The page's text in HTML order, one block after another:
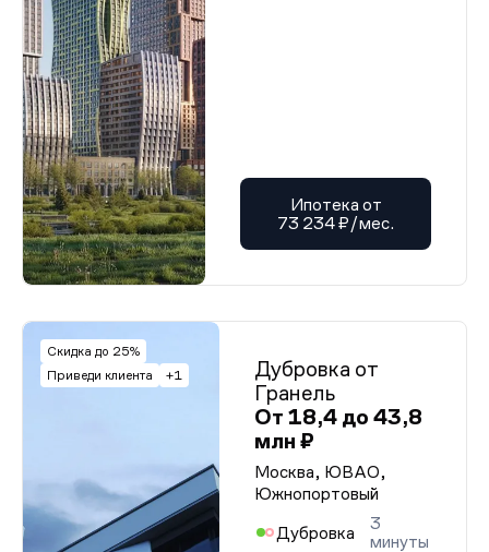
Ипотека от
73 234 ₽/мес.
Скидка до 25%
Приведи клиента
+1
Дубровка от
Гранель
От 18,4 до 43,8
млн ₽
Москва, ЮВАО,
Южнопортовый
Дубровка
3
минуты